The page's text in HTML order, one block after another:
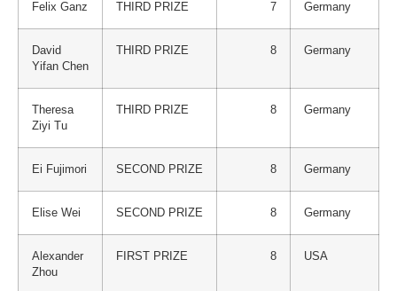
Felix Ganz THIRD PRIZE 7 Germany
David
Yifan Chen
THIRD PRIZE 8 Germany
Theresa
Ziyi Tu
THIRD PRIZE 8 Germany
Ei Fujimori SECOND PRIZE 8 Germany
Elise Wei SECOND PRIZE 8 Germany
Alexander
Zhou
FIRST PRIZE 8 USA